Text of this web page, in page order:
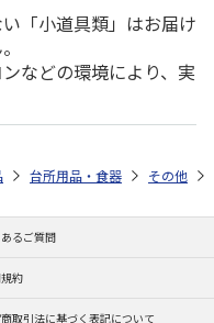
「小道具類」はお届け
などの環境により、実
台所用品・食器 その他
るご質問
約
取引法に基づく表記について